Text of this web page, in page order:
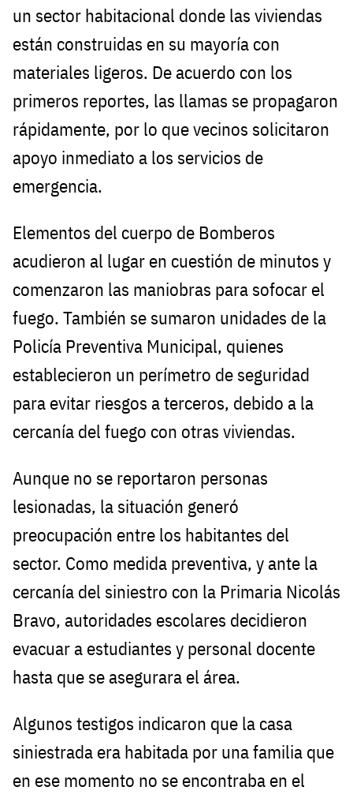
un sector habitacional donde las viviendas
están construidas en su mayoría con
materiales ligeros. De acuerdo con los
primeros reportes, las llamas se propagaron
rápidamente, por lo que vecinos solicitaron
apoyo inmediato a los servicios de
emergencia.
Elementos del cuerpo de Bomberos
acudieron al lugar en cuestión de minutos y
comenzaron las maniobras para sofocar el
fuego. También se sumaron unidades de la
Policía Preventiva Municipal, quienes
establecieron un perímetro de seguridad
para evitar riesgos a terceros, debido a la
cercanía del fuego con otras viviendas.
Aunque no se reportaron personas
lesionadas, la situación generó
preocupación entre los habitantes del
sector. Como medida preventiva, y ante la
cercanía del siniestro con la Primaria Nicolás
Bravo, autoridades escolares decidieron
evacuar a estudiantes y personal docente
hasta que se asegurara el área.
Algunos testigos indicaron que la casa
siniestrada era habitada por una familia que
en ese momento no se encontraba en el